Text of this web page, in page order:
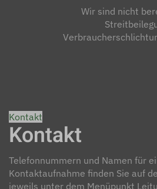
Wir sind nicht
Kontakt
Kontakt
Telefonnummern und Namen für
Kontaktaufnahme finden Sie auf
jeweils unter dem Menüpunkt